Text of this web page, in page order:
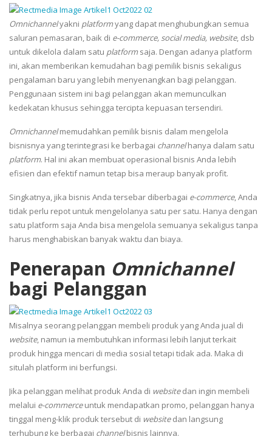
Omnichannelyakni platformyang dapat menghubungkan semua
saluran pemasaran, baik di e-commerce, social media, website, dsb
untuk dikelola dalam satu platformsaja. Dengan adanya platform
ini, akan memberikan kemudahan bagi pemilik bisnis sekaligus
pengalaman baru yang lebih menyenangkan bagi pelanggan.
Penggunaan sistem ini bagi pelanggan akan memunculkan
kedekatan khusus sehingga tercipta kepuasan tersendiri.
Omnichannelmemudahkan pemilik bisnis dalam mengelola
bisnisnya yang terintegrasi ke berbagai channelhanya dalam satu
platform. Hal ini akan membuat operasional bisnis Anda lebih
efisien dan efektif namun tetap bisa meraup banyak profit.
Singkatnya, jika bisnis Anda tersebar diberbagai e-commerce, Anda
tidak perlu repot untuk mengelolanya satu per satu. Hanya dengan
satu platform saja Anda bisa mengelola semuanya sekaligus tanpa
harus menghabiskan banyak waktu dan biaya.
Penerapan Omnichannel
bagi Pelanggan
Misalnya seorang pelanggan membeli produk yang Anda jual di
website, namun ia membutuhkan informasi lebih lanjut terkait
produk hingga mencari di media sosial tetapi tidak ada. Maka di
situlah platform ini berfungsi.
Jika pelanggan melihat produk Anda di websitedan ingin membeli
melalui e-commerceuntuk mendapatkan promo, pelanggan hanya
tinggal meng-klik produk tersebut di websitedan langsung
terhubung ke berbagai channelbisnis lainnya.